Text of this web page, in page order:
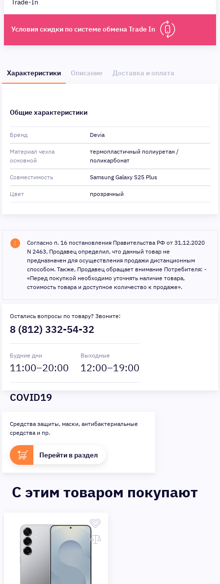
Trade-In
Условия скидки по системе обмена Trade In
Характеристики Описание Доставка и оплата
Общие характеристики
Бренд Devia
Материал чехла
основной
термопластичный полиуретан /
поликарбонат
Совместимость Samsung Galaxy S25 Plus
Цвет прозрачный
Согласно п. 16 постановления Правительства РФ от 31.12.2020
N 2463, Продавец определил, что данный товар не
предназначен для осуществления продажи дистанционным
способом. Также, Продавец обращает внимание Потребителя: -
«Перед покупкой необходимо уточнять наличие товара,
стоимость товара и доступное количество к продаже».
Остались вопросы по товару? Звоните:
8 (812) 332-54-32
Будние дни
11:00–20:00
Выходные
12:00–19:00
COVID19
Средства защиты, маски, антибактериальные
средства и пр.
Перейти в раздел
C этим товаром покупают